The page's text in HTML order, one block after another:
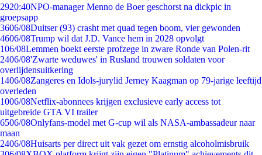
2920:40NPO-manager Menno de Boer geschorst na dickpic in
groepsapp
3606/08Duitser (93) crasht met quad tegen boom, vier gewonden
4606/08Trump wil dat J.D. Vance hem in 2028 opvolgt
106/08Lemmen boekt eerste profzege in zware Ronde van Polen-rit
2406/08'Zwarte weduwes' in Rusland trouwen soldaten voor
overlijdensuitkering
1406/08Zangeres en Idols-jurylid Jerney Kaagman op 79-jarige leeftijd
overleden
1006/08Netflix-abonnees krijgen exclusieve early access tot
uitgebreide GTA VI trailer
6506/08Onlyfans-model met G-cup wil als NASA-ambassadeur naar
maan
2406/08Huisarts per direct uit vak gezet om ernstig alcoholmisbruik